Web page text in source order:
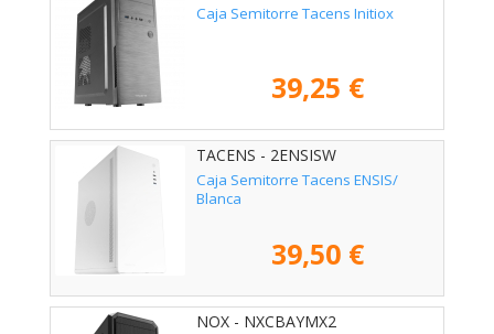
Caja Semitorre Tacens Initiox
39,25 €
TACENS - 2ENSISW
Caja Semitorre Tacens ENSIS/
Blanca
39,50 €
NOX - NXCBAYMX2